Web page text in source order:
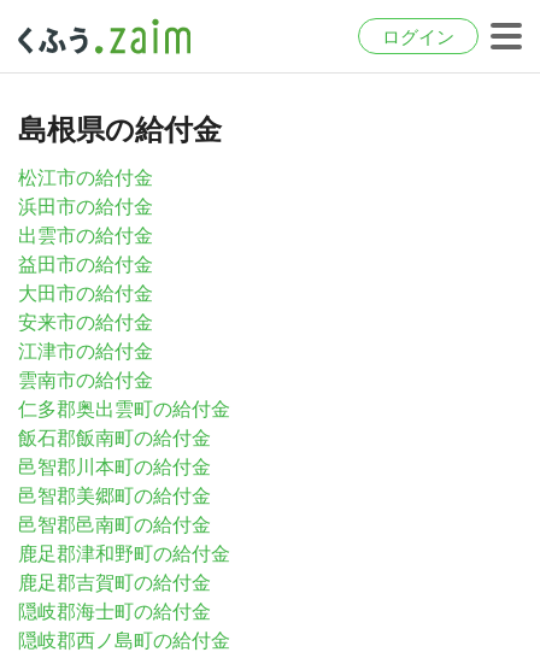
ログイン
島根県の給付金
松江市の給付金
浜田市の給付金
出雲市の給付金
益田市の給付金
大田市の給付金
安来市の給付金
江津市の給付金
雲南市の給付金
仁多郡奥出雲町の給付金
飯石郡飯南町の給付金
邑智郡川本町の給付金
邑智郡美郷町の給付金
邑智郡邑南町の給付金
鹿足郡津和野町の給付金
鹿足郡吉賀町の給付金
隠岐郡海士町の給付金
隠岐郡西ノ島町の給付金